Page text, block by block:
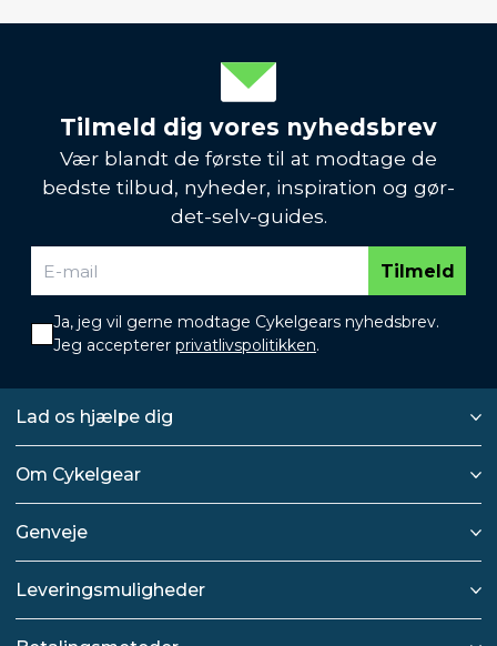
Tilmeld dig vores nyhedsbrev
Vær blandt de første til at modtage de
bedste tilbud, nyheder, inspiration og gør-
det-selv-guides.
Tilmeld
Ja, jeg vil gerne modtage Cykelgears nyhedsbrev.
Jeg accepterer privatlivspolitikken.
Lad os hjælpe dig
Om Cykelgear
Genveje
Leveringsmuligheder